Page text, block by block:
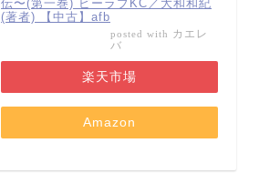
伝〜(第一巻) ビーラブKC／大和和紀
(著者) 【中古】afb
posted with カエレ
バ
楽天市場
Amazon